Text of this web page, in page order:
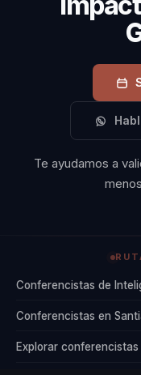
Te ayudamos a
Conferencistas de
Conferencistas en
Explorar conferencistas